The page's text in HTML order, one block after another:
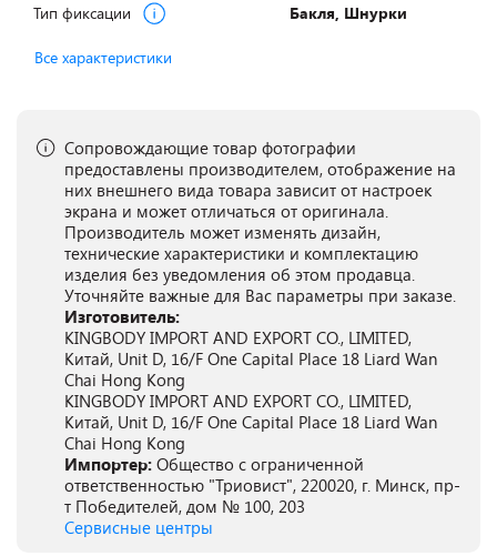
Тип фиксации Бакля, Шнурки
Все характеристики
Сопровождающие товар фотографии
предоставлены производителем, отображение на
них внешнего вида товара зависит от настроек
экрана и может отличаться от оригинала.
Производитель может изменять дизайн,
технические характеристики и комплектацию
изделия без уведомления об этом продавца.
Уточняйте важные для Вас параметры при заказе.
Изготовитель:
KINGBODY IMPORT AND EXPORT CO., LIMITED,
Китай, Unit D, 16/F One Capital Place 18 Liard Wan
Chai Hong Kong
KINGBODY IMPORT AND EXPORT CO., LIMITED,
Китай, Unit D, 16/F One Capital Place 18 Liard Wan
Chai Hong Kong
Импортер: Общество с ограниченной
ответственностью "Триовист", 220020, г. Минск, пр-
т Победителей, дом № 100, 203
Сервисные центры